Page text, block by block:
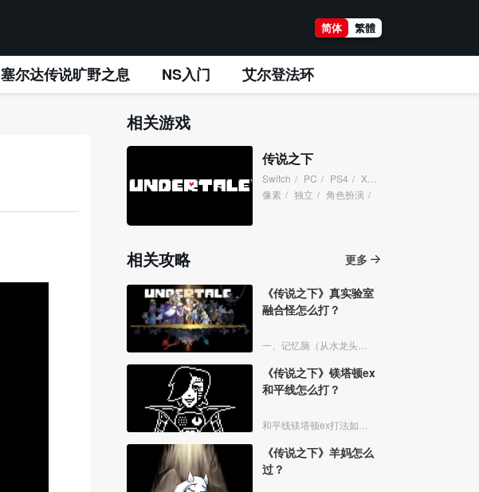
简体 繁體
塞尔达传说旷野之息 NS入门 艾尔登法环
相关游戏
传说之下
Switch / PC / PS4 / XboxOne
像素 / 独立 / 角色扮演 /
相关攻略 更多
《传说之下》真实验室
融合怪怎么打？
《传说之下》镁塔顿ex
和平线怎么打？
《传说之下》羊妈怎么
过？